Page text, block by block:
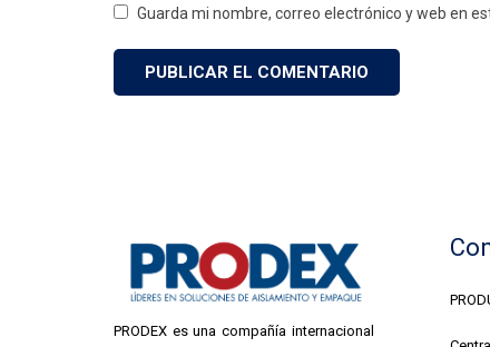
Guarda mi nombre, correo electrónico y web en
PRODEX es una compañía internacional